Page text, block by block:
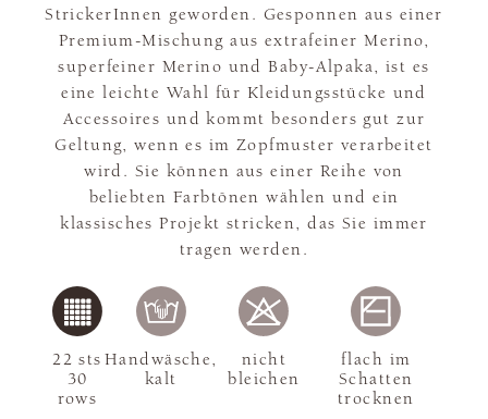
StrickerInnen geworden. Gesponnen aus einer
Premium-Mischung aus extrafeiner Merino,
superfeiner Merino und Baby-Alpaka, ist es
eine leichte Wahl für Kleidungsstücke und
Accessoires und kommt besonders gut zur
Geltung, wenn es im Zopfmuster verarbeitet
wird. Sie können aus einer Reihe von
beliebten Farbtönen wählen und ein
klassisches Projekt stricken, das Sie immer
tragen werden.
22 sts
30
rows
Handwäsche,
kalt
nicht
bleichen
flach im
Schatten
trocknen